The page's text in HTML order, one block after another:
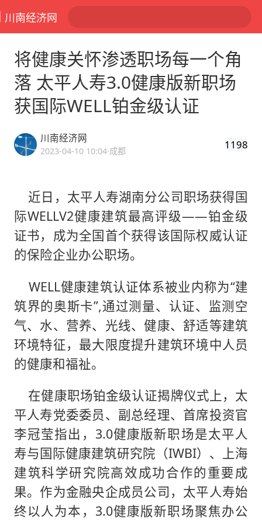
川南经济网
将健康关怀渗透职场每一个角
落 太平人寿3.0健康版新职场
获国际WELL铂金级认证
川南经济网
2023-04-10 10:04·成都 1198
近日，太平人寿湖南分公司职场获得国
际WELLV2健康建筑最高评级——铂金级
证书，成为全国首个获得该国际权威认证
的保险企业办公职场。
WELL健康建筑认证体系被业内称为“建
筑界的奥斯卡”,通过测量、认证、监测空
气、水、营养、光线、健康、舒适等建筑
环境特征，最大限度提升建筑环境中人员
的健康和福祉。
在健康职场铂金级认证揭牌仪式上，太
平人寿党委委员、副总经理、首席投资官
李冠莹指出，3.0健康版新职场是太平人
寿与国际健康建筑研究院（IWBI）、上海
建筑科学研究院高效成功合作的重要成
果。作为金融央企成员公司，太平人寿始
终以人为本，3.0健康版新职场聚焦办公